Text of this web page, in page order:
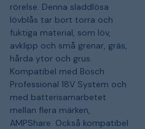
rörelse. Denna sladdlösa
lövblås tar bort torra och
fuktiga material, som löv,
avklipp och små grenar, gräs,
hårda ytor och grus.
Kompatibel med Bosch
Professional 18V System och
med batterisamarbetet
mellan flera märken,
AMPShare. Också kompatibel